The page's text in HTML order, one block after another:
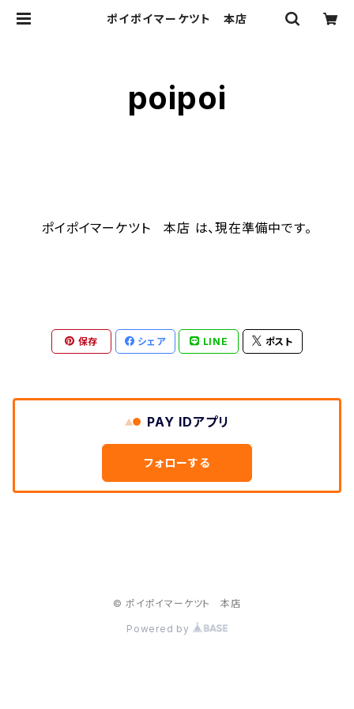
ポイポイマーケツト 本店
poipoi
ポイポイマーケツト 本店 は、現在準備中です。
保存 シェア LINE ポスト
PAY IDアプリ
フォローする
© ポイポイマーケツト 本店
Powered by